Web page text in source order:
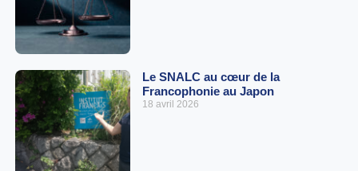
Le SNALC au cœur de la
Francophonie au Japon
18 avril 2026